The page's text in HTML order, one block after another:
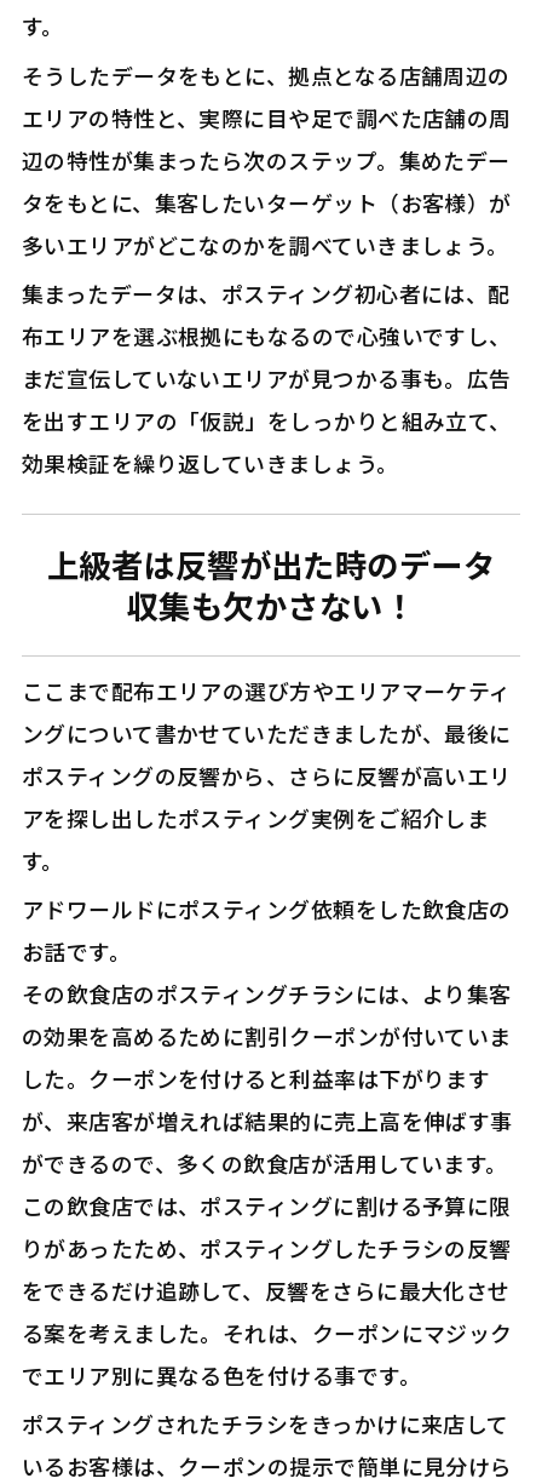
す。
そうしたデータをもとに、拠点となる店舗周辺の
エリアの特性と、実際に目や足で調べた店舗の周
辺の特性が集まったら次のステップ。集めたデー
タをもとに、集客したいターゲット（お客様）が
多いエリアがどこなのかを調べていきましょう。
集まったデータは、ポスティング初心者には、配
布エリアを選ぶ根拠にもなるので心強いですし、
まだ宣伝していないエリアが見つかる事も。広告
を出すエリアの「仮説」をしっかりと組み立て、
効果検証を繰り返していきましょう。
上級者は反響が出た時のデータ
収集も欠かさない！
ここまで配布エリアの選び方やエリアマーケティ
ングについて書かせていただきましたが、最後に
ポスティングの反響から、さらに反響が高いエリ
アを探し出したポスティング実例をご紹介しま
す。
アドワールドにポスティング依頼をした飲食店の
お話です。
その飲食店のポスティングチラシには、より集客
の効果を高めるために割引クーポンが付いていま
した。クーポンを付けると利益率は下がります
が、来店客が増えれば結果的に売上高を伸ばす事
ができるので、多くの飲食店が活用しています。
この飲食店では、ポスティングに割ける予算に限
りがあったため、ポスティングしたチラシの反響
をできるだけ追跡して、反響をさらに最大化させ
る案を考えました。それは、クーポンにマジック
でエリア別に異なる色を付ける事です。
ポスティングされたチラシをきっかけに来店して
いるお客様は、クーポンの提示で簡単に見分けら